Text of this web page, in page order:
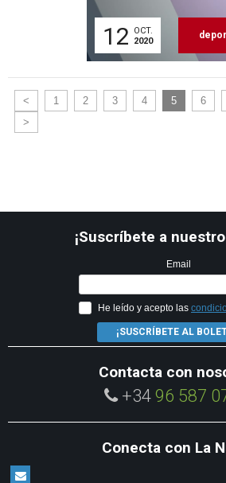
12
OCT.
2020
< 1 2 3 4 5 6
>
¡Suscríbete a
Email
He leído y acepto las
¡SUSCRÍBETE AL
Contacta con
+34 96 587
Conecta con La